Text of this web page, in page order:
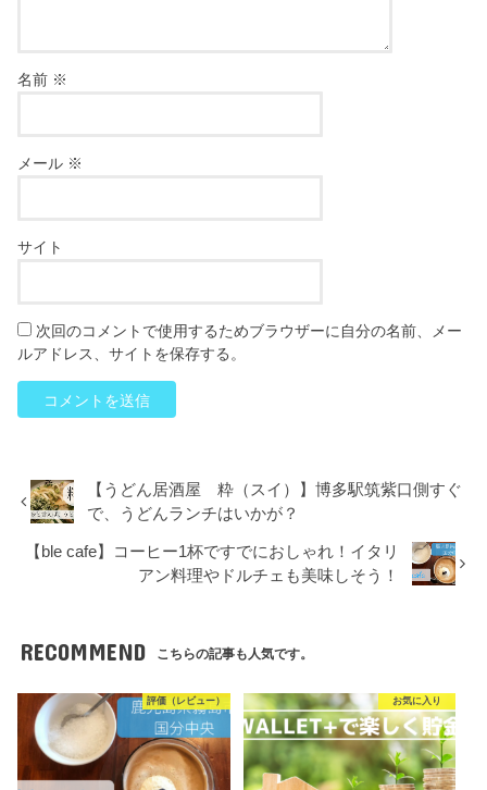
名前 ※
メール ※
サイト
次回のコメントで使用するためブラウザーに自分の名前、メー
ルアドレス、サイトを保存する。
【うどん居酒屋 粋（スイ）】博多駅筑紫口側すぐ
で、うどんランチはいかが？
【ble cafe】コーヒー1杯ですでにおしゃれ！イタリ
アン料理やドルチェも美味しそう！
RECOMMEND こちらの記事も人気です。
評価（レビュー） お気に入り